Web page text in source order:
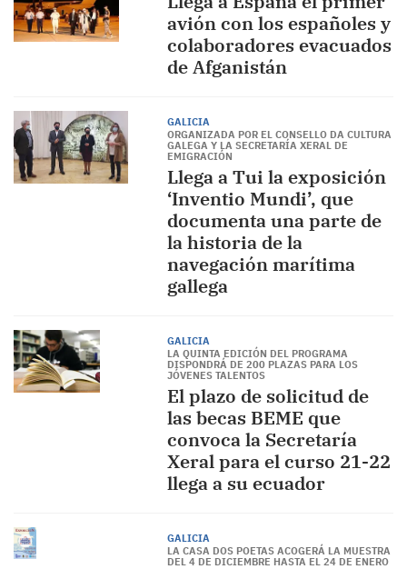
avión con los españoles y
colaboradores evacuados
de Afganistán
GALICIA
ORGANIZADA POR EL CONSELLO DA CULTURA
GALEGA Y LA SECRETARÍA XERAL DE
EMIGRACIÓN
Llega a Tui la exposición
‘Inventio Mundi’, que
documenta una parte de
la historia de la
navegación marítima
gallega
GALICIA
LA QUINTA EDICIÓN DEL PROGRAMA
DISPONDRÁ DE 200 PLAZAS PARA LOS
JÓVENES TALENTOS
El plazo de solicitud de
las becas BEME que
convoca la Secretaría
Xeral para el curso 21-22
llega a su ecuador
GALICIA
LA CASA DOS POETAS ACOGERÁ LA MUESTRA
DEL 4 DE DICIEMBRE HASTA EL 24 DE ENERO